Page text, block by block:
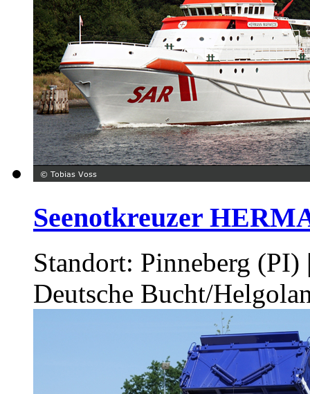
Seenotkreuzer
Standort: Pinneberg
Deutsche Bucht/